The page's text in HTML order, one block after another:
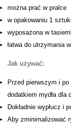
można prać w pralce
w opakowaniu 1
wyposażona w
łatwa do utrzymania
Jak używać:
Przed pierwszym i
dodatkiem mydła dla
Dokładnie wypłucz i
Aby zminimalizować